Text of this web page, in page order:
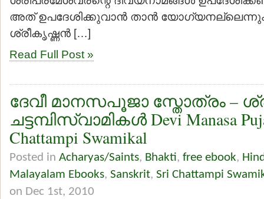
അത് ഉപദേശിക്കുവാന്‍ താന്‍
ശ്രീകൃഷ്ണന്‍ […]
Read Full Post »
ദേവീ മാനസപൂജാ സ്തോത്രം –
ചട്ടമ്പിസ്വാമികള്‍ Devi Manasa
Chattampi Swamikal
Posted in Acharyas/Saints, Bhakti, free ebook,
Malayalam Ebooks, Sanskrit, Sri Chattampi
on Dec 1st, 2010